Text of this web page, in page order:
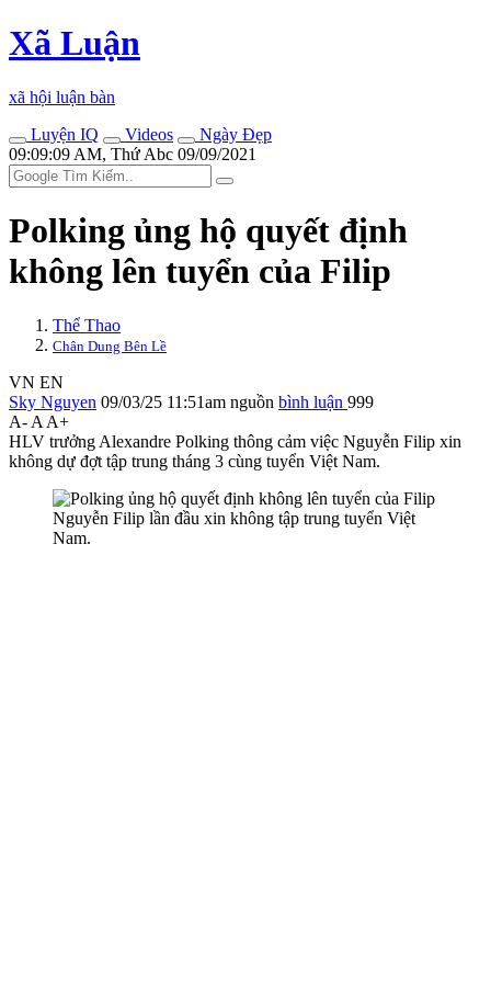
Xã Luận
xã hội luận bàn
Luyện IQ
Videos
Ngày Đẹp
09:09:09 AM, Thứ Abc 09/09/2021
Polking ủng hộ quyết định
không lên tuyển của Filip
Thể Thao
Chân Dung Bên Lề
VN EN
Sky Nguyen 09/03/25 11:51am nguồn bình luận 999
A- A A+
HLV trưởng Alexandre Polking thông cảm việc Nguyễn Filip xin
không dự đợt tập trung tháng 3 cùng tuyển Việt Nam.
Nguyễn Filip lần đầu xin không tập trung tuyển Việt
Nam.